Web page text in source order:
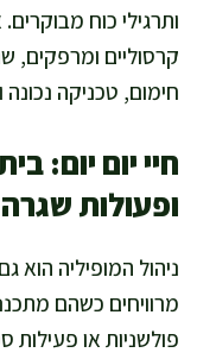
ותרגילי כוח
קרסוליים ומרפקים,
חימום, טכניקה
חיי יום יום:
ופעולות שגרה
ניהול המופיליה הוא
מרוויחים כשהם
פולשניות או פעילות